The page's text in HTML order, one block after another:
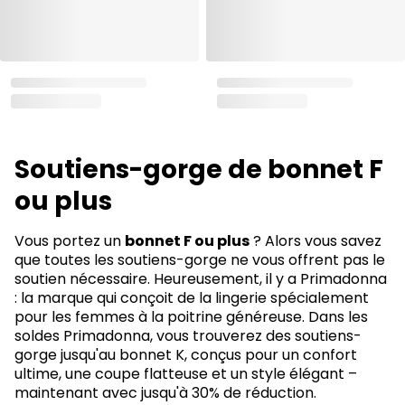
Soutiens-gorge de bonnet F
ou plus
Vous portez un bonnet F ou plus? Alors vous savez
que toutes les soutiens-gorge ne vous offrent pas le
soutien nécessaire. Heureusement, il y a Primadonna
: la marque qui conçoit de la lingerie spécialement
pour les femmes à la poitrine généreuse. Dans les
soldes Primadonna, vous trouverez des soutiens-
gorge jusqu'au bonnet K, conçus pour un confort
ultime, une coupe flatteuse et un style élégant –
maintenant avec jusqu'à 30% de réduction.